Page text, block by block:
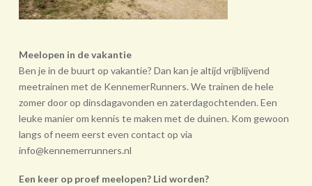
Meelopen in de vakantie
Ben je in de buurt op vakantie? Dan kan je altijd vrijblijvend
meetrainen met de KennemerRunners. We trainen de hele
zomer door op dinsdagavonden en zaterdagochtenden. Een
leuke manier om kennis te maken met de duinen. Kom gewoon
langs of neem eerst even contact op via
info@kennemerrunners.nl
Een keer op proef meelopen? Lid worden?